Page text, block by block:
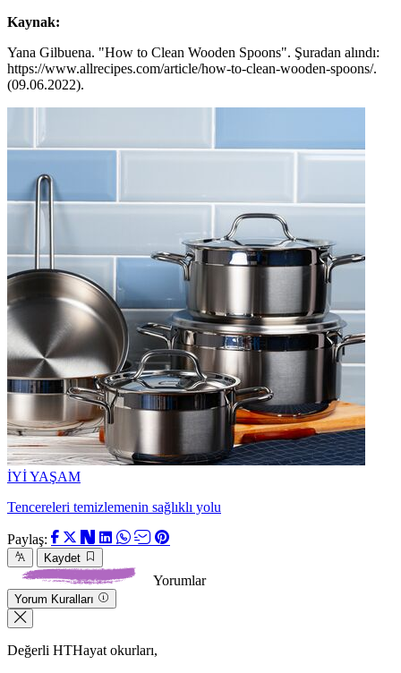
Kaynak:
Yana Gilbuena. "How to Clean Wooden Spoons". Şuradan alındı:
https://www.allrecipes.com/article/how-to-clean-wooden-spoons/.
(09.06.2022).
İYİ YAŞAM
Tencereleri temizlemenin sağlıklı yolu
Paylaş:
Kaydet
Yorumlar
Yorum Kuralları
Değerli HTHayat okurları,